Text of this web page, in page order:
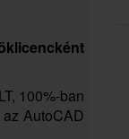
100%-ban
AutoCAD